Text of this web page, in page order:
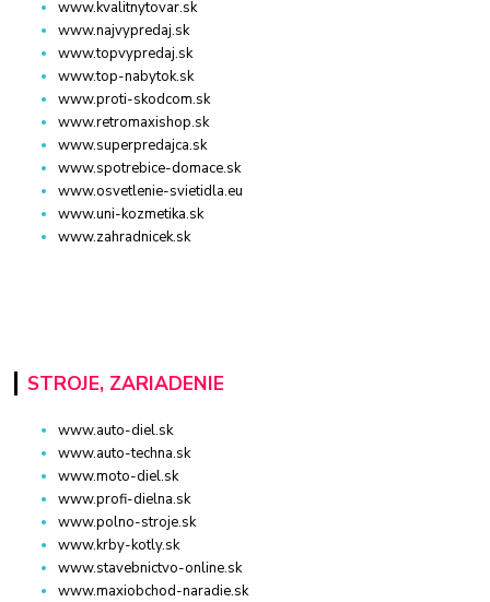
www.kvalitnytovar.sk
www.najvypredaj.sk
www.topvypredaj.sk
www.top-nabytok.sk
www.proti-skodcom.sk
www.retromaxishop.sk
www.superpredajca.sk
www.spotrebice-domace.sk
www.osvetlenie-svietidla.eu
www.uni-kozmetika.sk
www.zahradnicek.sk
STROJE, ZARIADENIE
www.auto-diel.sk
www.auto-techna.sk
www.moto-diel.sk
www.profi-dielna.sk
www.polno-stroje.sk
www.krby-kotly.sk
www.stavebnictvo-online.sk
www.maxiobchod-naradie.sk